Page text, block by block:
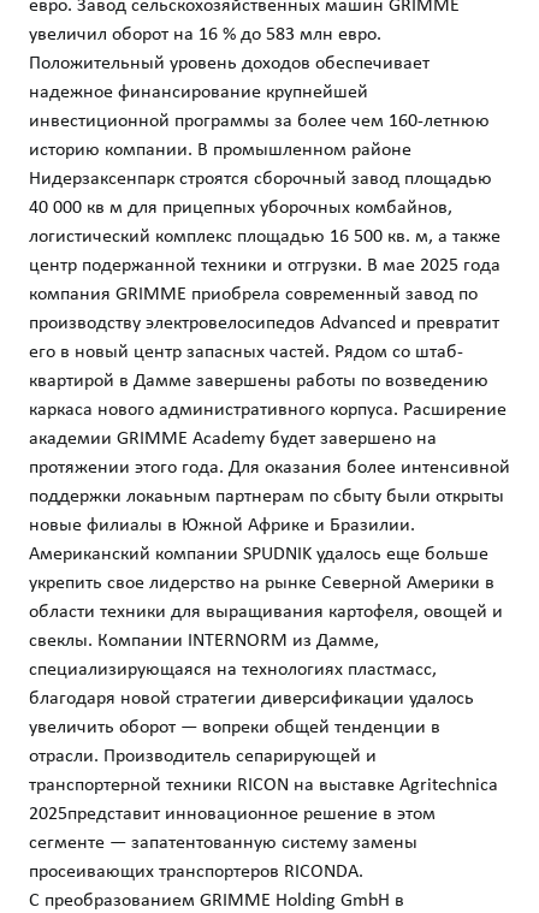
увеличил оборот на 16 % до 583 млн евро.
Положительный уровень доходов обеспечивает
надежное финансирование крупнейшей
инвестиционной программы за более чем 160-летнюю
историю компании. В промышленном районе
Нидерзаксенпарк строятся сборочный завод площадью
40 000 кв м для прицепных уборочных комбайнов,
логистический комплекс площадью 16 500 кв. м, а также
центр подержанной техники и отгрузки. В мае 2025 года
компания GRIMME приобрела современный завод по
производству электровелосипедов Advanced и превратит
его в новый центр запасных частей. Рядом со штаб-
квартирой в Дамме завершены работы по возведению
каркаса нового административного корпуса. Расширение
академии GRIMME Academy будет завершено на
протяжении этого года. Для оказания более интенсивной
поддержки локаьным партнерам по сбыту были открыты
новые филиалы в Южной Африке и Бразилии.
Американский компании SPUDNIK удалось еще больше
укрепить свое лидерство на рынке Северной Америки в
области техники для выращивания картофеля, овощей и
свеклы. Компании INTERNORM из Дамме,
специализирующаяся на технологиях пластмасс,
благодаря новой стратегии диверсификации удалось
увеличить оборот — вопреки общей тенденции в
отрасли. Производитель сепарирующей и
транспортерной техники RICON на выставке Agritechnica
2025представит инновационное решение в этом
сегменте — запатентованную систему замены
просеивающих транспортеров RICONDA.
С преобразованием GRIMME Holding GmbH в